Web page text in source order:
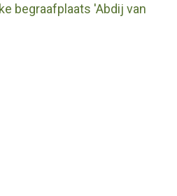
begraafplaats 'Abdij van